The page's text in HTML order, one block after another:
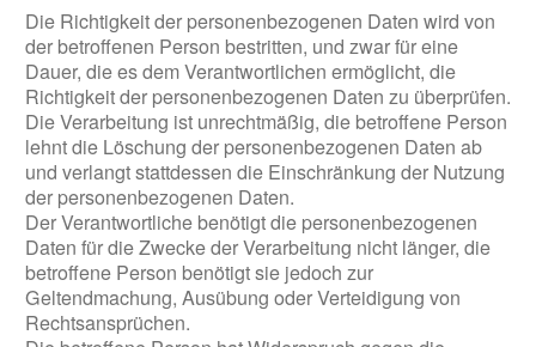
Die Richtigkeit der personenbezogenen Daten wird von
der betroffenen Person bestritten, und zwar für eine
Dauer, die es dem Verantwortlichen ermöglicht, die
Richtigkeit der personenbezogenen Daten zu überprüfen.
Die Verarbeitung ist unrechtmäßig, die betroffene Person
lehnt die Löschung der personenbezogenen Daten ab
und verlangt stattdessen die Einschränkung der Nutzung
der personenbezogenen Daten.
Der Verantwortliche benötigt die personenbezogenen
Daten für die Zwecke der Verarbeitung nicht länger, die
betroffene Person benötigt sie jedoch zur
Geltendmachung, Ausübung oder Verteidigung von
Rechtsansprüchen.